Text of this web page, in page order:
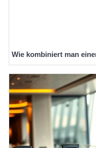
Wie kombiniert man